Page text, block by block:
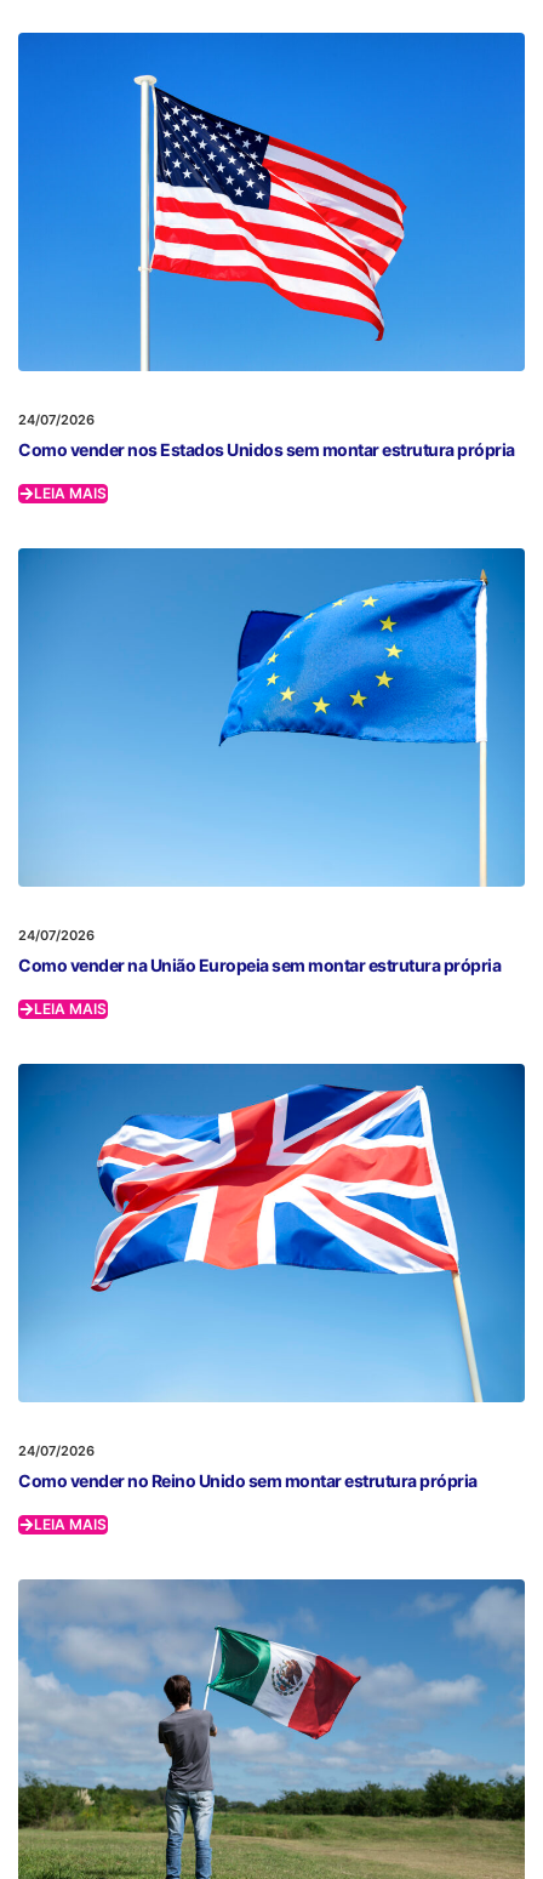
24/07/2026
Como vender nos Estados Unidos sem montar estrutura própria
LEIA MAIS
24/07/2026
Como vender na União Europeia sem montar estrutura própria
LEIA MAIS
24/07/2026
Como vender no Reino Unido sem montar estrutura própria
LEIA MAIS